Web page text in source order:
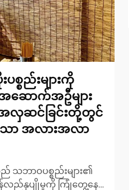
စ္စည်းများကို
ဆောက်အဦများ
အလှဆင်ခြင်းတို့တွင်
သော အလားအလာ
သဘာဝပစ္စည်းများ၏
န်လည်နုပျိုမှုကို ကြုံတွေ့နေရ